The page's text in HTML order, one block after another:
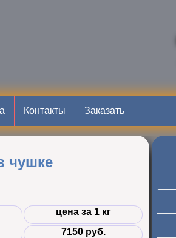
Контакты Заказать
чушке
цена за 1 кг
7150 руб.